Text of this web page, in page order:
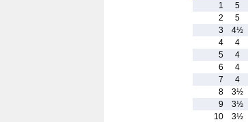
1
5
2
5
3
4½
4
4
5
4
6
4
7
4
8
3½
9
3½
10
3½